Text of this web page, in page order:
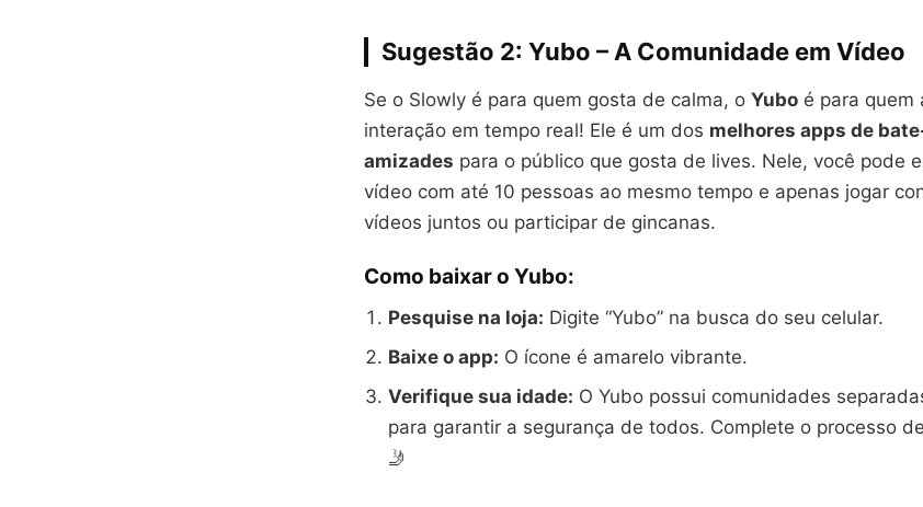
Sugestão 2: Yubo – A Comunidade em Vídeo
Se o Slowly é para quem gosta de calma, o Yubo é para quem
interação em tempo real! Ele é um dos melhores apps de
amizades para o público que gosta de lives. Nele, você pode
vídeo com até 10 pessoas ao mesmo tempo e apenas jogar
vídeos juntos ou participar de gincanas.
Como baixar o Yubo:
Pesquise na loja: Digite “Yubo” na busca do seu celular.
Baixe o app: O ícone é amarelo vibrante.
Verifique sua idade: O Yubo possui comunidades
para garantir a segurança de todos. Complete o processo
🤳